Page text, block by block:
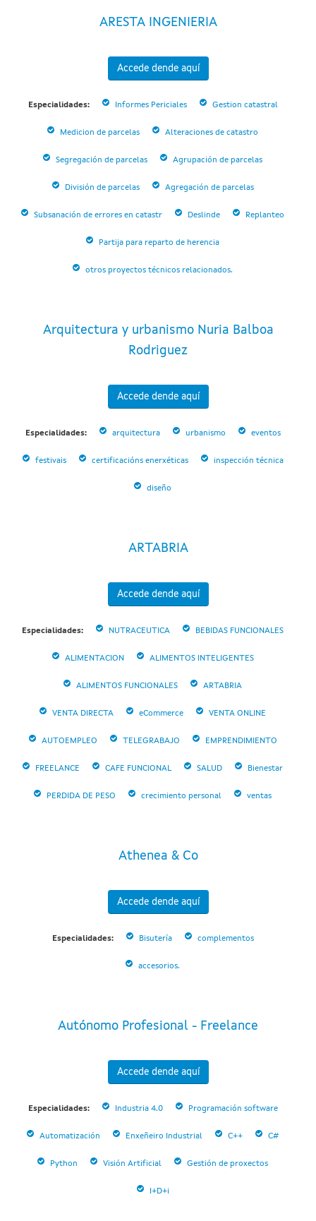
ARESTA INGENIERIA
Accede dende aquí
Especialidades: Informes Periciales Gestion catastral
Medicion de parcelas Alteraciones de catastro
Segregación de parcelas Agrupación de parcelas
División de parcelas Agregación de parcelas
Subsanación de errores en catastr Deslinde Replanteo
Partija para reparto de herencia
otros proyectos técnicos relacionados.
Arquitectura y urbanismo Nuria Balboa
Rodriguez
Accede dende aquí
Especialidades: arquitectura urbanismo eventos
festivais certificacións enerxéticas inspección técnica
diseño
ARTABRIA
Accede dende aquí
Especialidades: NUTRACEUTICA BEBIDAS FUNCIONALES
ALIMENTACION ALIMENTOS INTELIGENTES
ALIMENTOS FUNCIONALES ARTABRIA
VENTA DIRECTA eCommerce VENTA ONLINE
AUTOEMPLEO TELEGRABAJO EMPRENDIMIENTO
FREELANCE CAFE FUNCIONAL SALUD Bienestar
PERDIDA DE PESO crecimiento personal ventas
Athenea & Co
Accede dende aquí
Especialidades: Bisutería complementos
accesorios.
Autónomo Profesional - Freelance
Accede dende aquí
Especialidades: Industria 4.0 Programación software
Automatización Enxeñeiro Industrial C++ C#
Python Visión Artificial Gestión de proxectos
I+D+i